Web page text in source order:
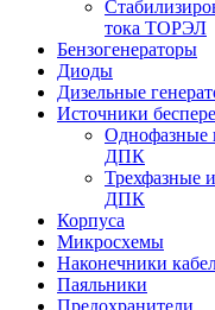
тока ТОРЭЛ
Бензогенераторы
Диоды
Дизельные
Источники
Однофазные
ДПК
Трехфазные
ДПК
Корпуса
Микросхемы
Наконечники
Паяльники
Предохранители